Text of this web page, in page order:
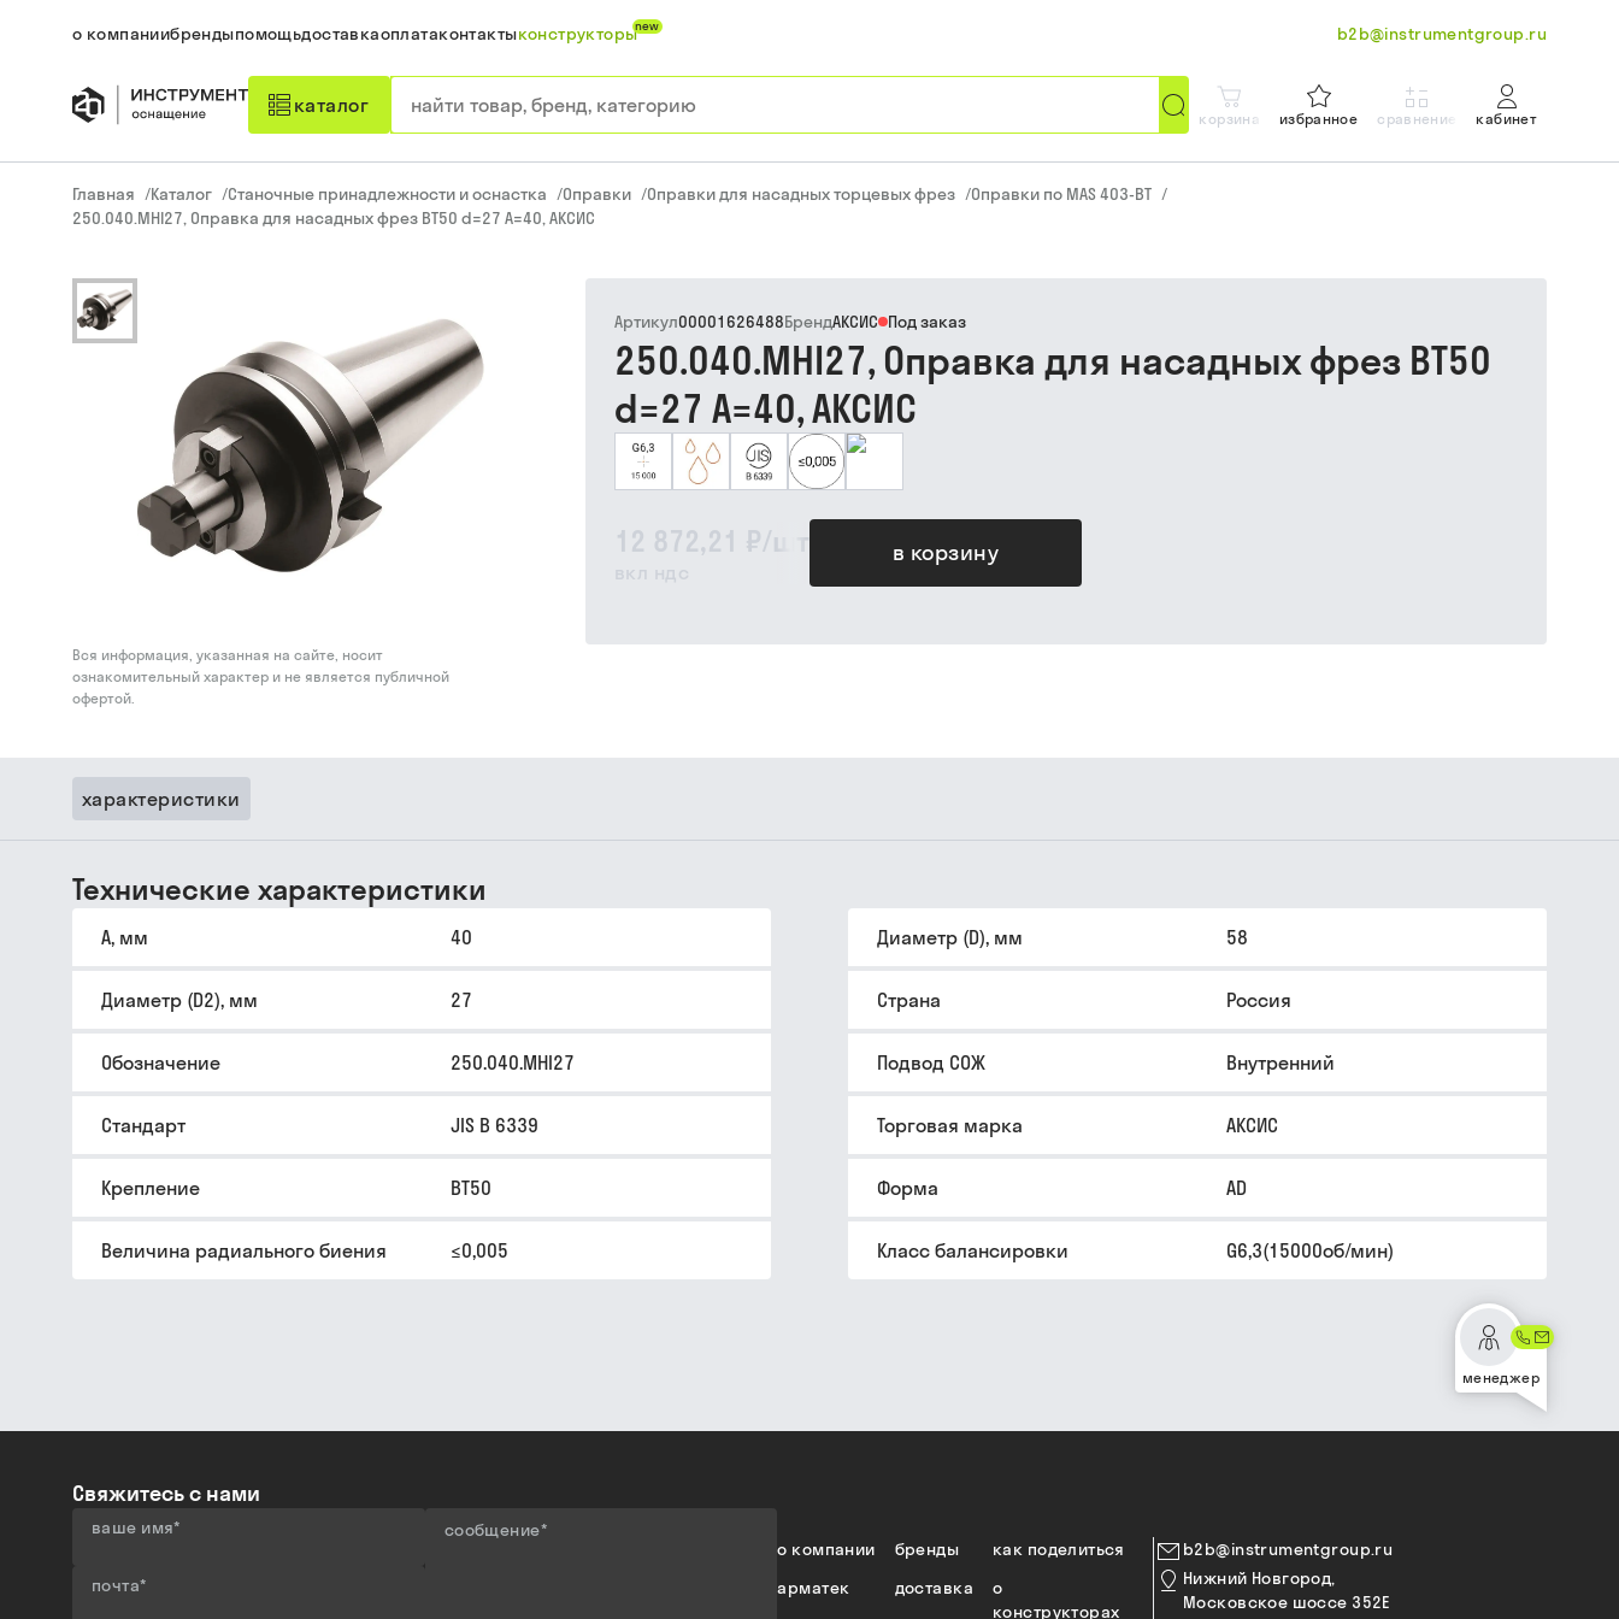
о компаниибрендыпомощьдоставкаоплатаконтактыконструкторыnew b2b@instrumentgroup.ru
каталог
корзина избранное сравнение кабинет
Главная /Каталог /Станочные принадлежности и оснастка /Оправки /Оправки для насадных торцевых фрез /Оправки по MAS 403-BT /
250.040.MHI27, Оправка для насадных фрез BT50 d=27 A=40, АКСИС
Вся информация, указанная на сайте, носит
ознакомительный характер и не является публичной
офертой.
12 872,21 ₽/шт
вкл ндс
в корзину
Артикул00001626488БрендАКСИС Под заказ
250.040.MHI27, Оправка для насадных фрез BT50
d=27 A=40, АКСИС
характеристики
Технические характеристики
A, мм 40 Диаметр (D), мм 58
Диаметр (D2), мм 27 Страна Россия
Обозначение 250.040.MHI27 Подвод СОЖ Внутренний
Стандарт JIS B 6339 Торговая марка АКСИС
Крепление BT50 Форма AD
Величина радиального биения ≤0,005 Класс балансировки G6,3(15000об/мин)
менеджер
Свяжитесь с нами
ваше имя*
почта*
сообщение*
как поделиться
бренды
о компании
о
конструкторах
доставка
арматек
b2b@instrumentgroup.ru
Нижний Новгород,
Московское шоссе 352Е